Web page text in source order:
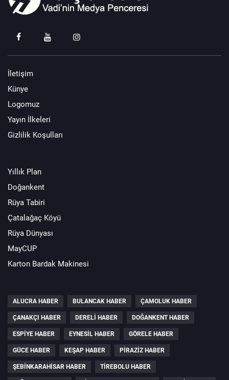
İletişim
Künye
Logomuz
Yayın İlkeleri
Gizlilik Koşulları
Yıllık Plan
Doğankent
Rüya Tabiri
Çatalağaç Köyü
Rüya Dünyası
MayCUP
Karton Bardak Makinesi
ALUCRA HABER BULANCAK HABER ÇAMOLUK HABER
ÇANAKÇI HABER DERELI HABER DOĞANKENT HABER
ESPIYE HABER EYNESIL HABER GÖRELE HABER
GÜCE HABER KEŞAP HABER PIRAZIZ HABER
ŞEBINKARAHISAR HABER TIREBOLU HABER